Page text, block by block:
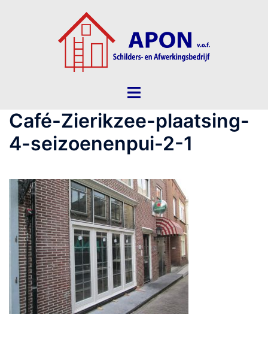
Toggle
Café-Zierikzee-plaatsing-
4-seizoenenpui-2-1